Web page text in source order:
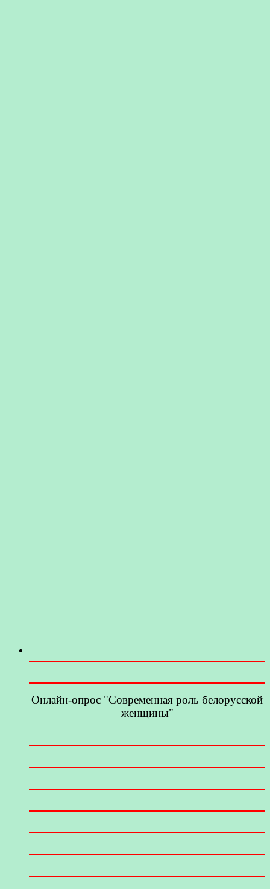
Онлайн-опрос "Современная роль белорусской
женщины"